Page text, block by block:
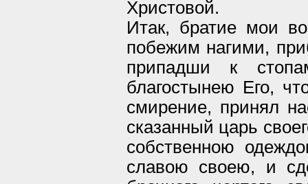
Христовой.
Итак, братие мои
побежим нагими,
припадши к
благостынею Его,
смирение, принял
сказанный царь
собственною
славою своею, и